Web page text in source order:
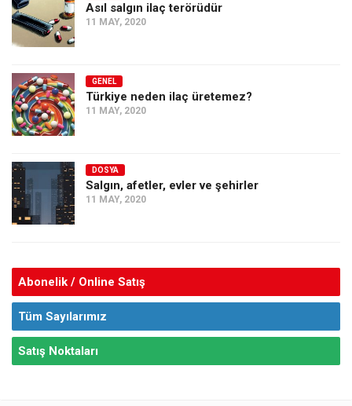
Asıl salgın ilaç terörüdür
11 MAY, 2020
GENEL
Türkiye neden ilaç üretemez?
11 MAY, 2020
DOSYA
Salgın, afetler, evler ve şehirler
11 MAY, 2020
Abonelik / Online Satış
Tüm Sayılarımız
Satış Noktaları